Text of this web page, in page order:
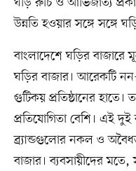
উন্নতি হওয়ার সঙ্গে সঙ্গে
বাংলাদেশে ঘড়ির বাজারে
ঘড়ির বাজার। আরেকটি নন-
গুটিকয় প্রতিষ্ঠানের হাতে।
প্রতিযোগিতা বেশি। এই
ব্র্যান্ডগুলোর নকল ও
বাজার। ব্যবসায়ীদের